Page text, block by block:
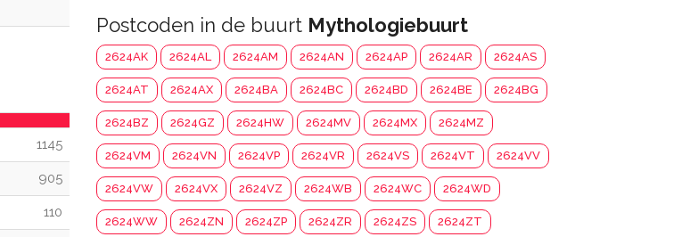
1145
905
110
Postcoden in de buurt Mythologiebuurt
2624AK 2624AL 2624AM 2624AN 2624AP 2624AR 2624AS
2624AT 2624AX 2624BA 2624BC 2624BD 2624BE 2624BG
2624BZ 2624GZ 2624HW 2624MV 2624MX 2624MZ
2624VM 2624VN 2624VP 2624VR 2624VS 2624VT 2624VV
2624VW 2624VX 2624VZ 2624WB 2624WC 2624WD
2624WW 2624ZN 2624ZP 2624ZR 2624ZS 2624ZT